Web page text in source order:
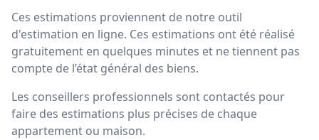
Ces estimations proviennent de notre outil
d'estimation en ligne. Ces estimations ont été réalisé
gratuitement en quelques minutes et ne tiennent pas
compte de l’état général des biens.
Les conseillers professionnels sont contactés pour
faire des estimations plus précises de chaque
appartement ou maison.